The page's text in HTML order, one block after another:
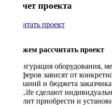
Рассчет проекта
Рассчитать проект
Поможем рассчитать проект
Конфигурация оборудования,
сабвуферов зависят от
пожеланий и бюджета
DriveLife сделают
позволит приобрести и